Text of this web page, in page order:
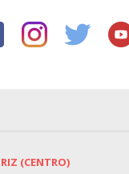
(CENTRO)